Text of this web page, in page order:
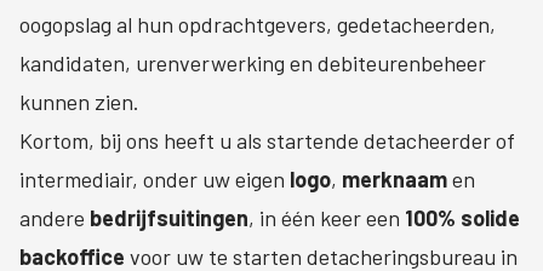
oogopslag al hun opdrachtgevers, gedetacheerden,
kandidaten, urenverwerking en debiteurenbeheer
kunnen zien.
Kortom, bij ons heeft u als startende detacheerder of
intermediair, onder uw eigen logo, merknaamen
andere bedrijfsuitingen, in één keer een 100% solide
backoffice voor uw te starten detacheringsbureau in